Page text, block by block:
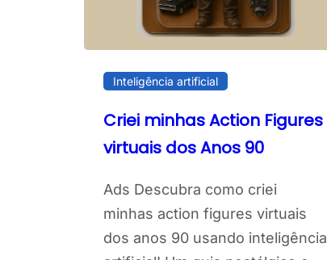
Inteligência artificial
Criei minhas Action Figures
virtuais dos Anos 90
Ads Descubra como criei
minhas action figures virtuais
dos anos 90 usando inteligência